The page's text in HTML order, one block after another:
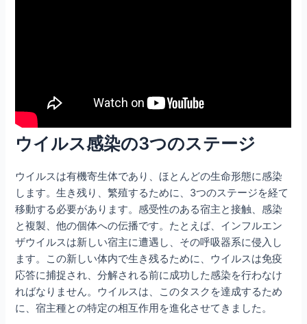
ウイルス感染の3つのステージ
ウイルスは有機寄生体であり、ほとんどの生命形態に感染
します。生き残り、繁殖するために、3つのステージを経て
移動する必要があります。感受性のある宿主と接触、感染
と複製、他の個体への伝播です。たとえば、インフルエン
ザウイルスは新しい宿主に遭遇し、その呼吸器系に侵入し
ます。この新しい体内で生き残るために、ウイルスは免疫
応答に捕捉され、分解される前に成功した感染を行わなけ
ればなりません。ウイルスは、このタスクを達成するため
に、宿主種との特定の相互作用を進化させてきました。